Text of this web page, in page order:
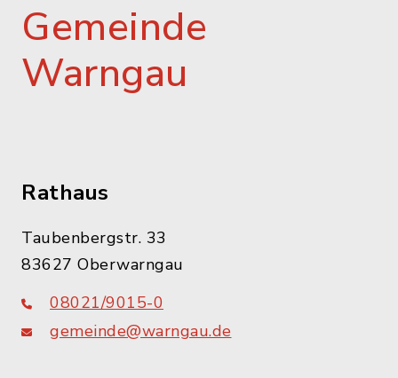
Gemeinde
Warngau
Rathaus
Taubenbergstr. 33
83627 Oberwarngau
08021/9015-0
gemeinde@warngau.de